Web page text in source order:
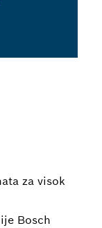
za visok
Bosch